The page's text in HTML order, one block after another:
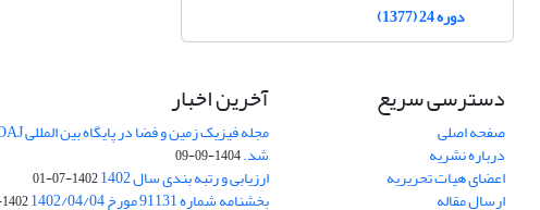
دوره 24 (1377)
دسترسی سریع
صفحه اصلی
درباره نشریه
اعضای هیات تحریریه
ارسال مقاله
آخرین اخبار
شد.1404-09-09
ارزیابی و رتبه بندی سال 1402 1402-07-01
بخشنامه شماره 91131 مورخ 1402/04/04 1402-04-04